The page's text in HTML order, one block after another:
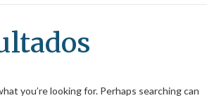
you’re looking for. Perhaps searching can